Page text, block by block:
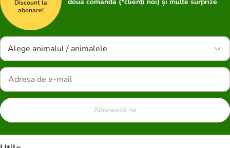
Discount la
abonare!
Alege animalul / animalele
Abonează-te